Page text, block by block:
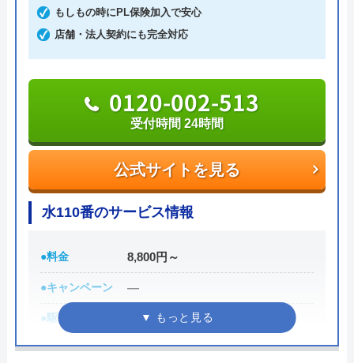
公式サイトを見る
もしもの時にPL保険加入で安心
店舗・法人契約にも完全対応
公式サイトを見る
0120-002-513
受付時間 24時間
水110番のサービス情報
●料金 8,800円～
●キャンペーン ―
●駆けつけ時間 最短30分
●受付時間 24時間